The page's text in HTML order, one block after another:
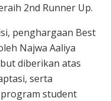
2nd Runner Up.
penghargaan Best
Najwa Aaliya
diberikan atas
serta
student